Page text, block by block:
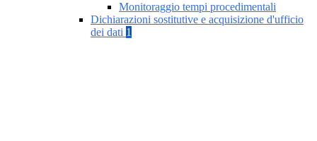
Monitoraggio tempi procedimentali
Dichiarazioni sostitutive e acquisizione d'ufficio
dei dati 1